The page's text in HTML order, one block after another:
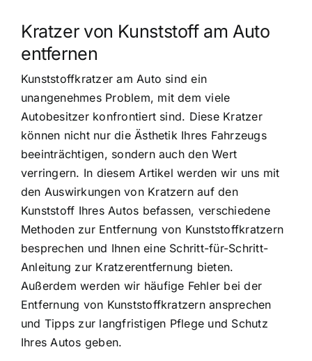
Kratzer von Kunststoff am Auto
entfernen
Kunststoffkratzer am Auto sind ein
unangenehmes Problem, mit dem viele
Autobesitzer konfrontiert sind. Diese Kratzer
können nicht nur die Ästhetik Ihres Fahrzeugs
beeinträchtigen, sondern auch den Wert
verringern. In diesem Artikel werden wir uns mit
den Auswirkungen von Kratzern auf den
Kunststoff Ihres Autos befassen, verschiedene
Methoden zur Entfernung von Kunststoffkratzern
besprechen und Ihnen eine Schritt-für-Schritt-
Anleitung zur Kratzerentfernung bieten.
Außerdem werden wir häufige Fehler bei der
Entfernung von Kunststoffkratzern ansprechen
und Tipps zur langfristigen Pflege und Schutz
Ihres Autos geben.